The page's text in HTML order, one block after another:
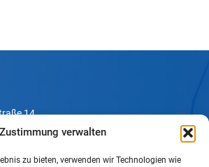
Zustimmung verwalten
zu bieten, verwenden wir Technologien wie
14
10